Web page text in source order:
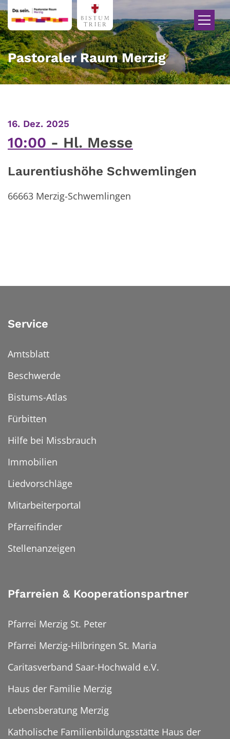
Zum Inhalt springen
Pastoraler Raum Merzig
16. Dez. 2025
10:00 Hl. Messe
Laurentiushöhe Schwemlingen
66663 Merzig-Schwemlingen
Service
Amtsblatt
Beschwerde
Bistums-Atlas
Fürbitten
Hilfe bei Missbrauch
Immobilien
Liedvorschläge
Mitarbeiterportal
Pfarreifinder
Stellenanzeigen
Pfarreien & Kooperationspartner
Pfarrei Merzig St. Peter
Pfarrei Merzig-Hilbringen St. Maria
Caritasverband Saar-Hochwald e.V.
Haus der Familie Merzig
Lebensberatung Merzig
Katholische Familienbildungsstätte Haus der